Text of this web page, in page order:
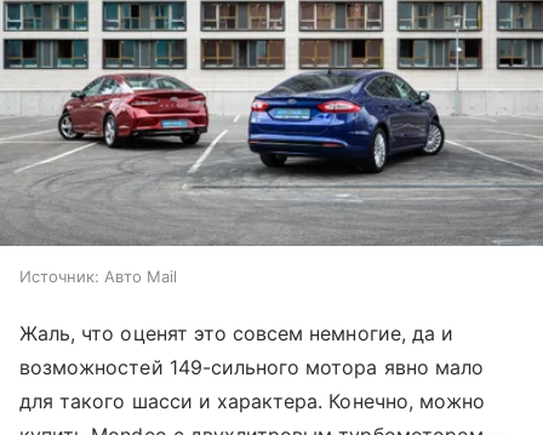
Источник: Авто Mail
Жаль, что оценят это совсем немногие, да и
возможностей 149-сильного мотора явно мало
для такого шасси и характера. Конечно, можно